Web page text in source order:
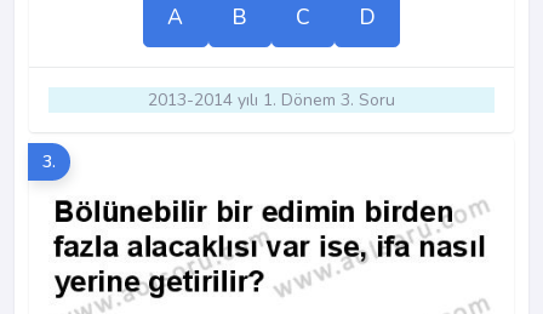
A B C D
2013-2014 yılı 1. Dönem 3. Soru
3.